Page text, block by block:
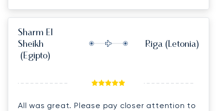
Sharm El
Sheikh
(Egipto)
Riga (Letonia)
All was great. Please pay closer attention to